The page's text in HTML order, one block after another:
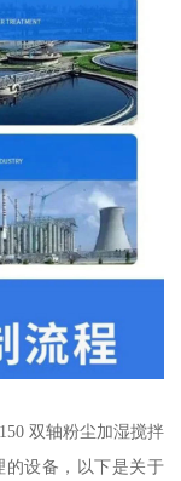
双轴粉尘加湿搅拌
的设备，以下是关于